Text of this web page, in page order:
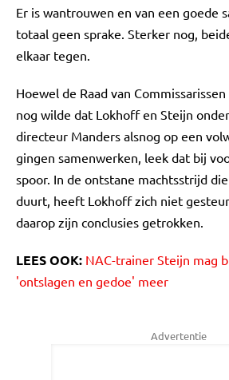
Er is wantrouwen en van een goede
totaal geen sprake. Sterker nog,
elkaar tegen.
Hoewel de Raad van
nog wilde dat Lokhoff en Steijn
directeur Manders alsnog op een
gingen samenwerken, leek dat bij
spoor. In de ontstane machtsstrijd
duurt, heeft Lokhoff zich niet
daarop zijn conclusies getrokken.
LEES OOK: NAC-trainer Steijn mag
'ontslagen en gedoe' meer
Advertentie